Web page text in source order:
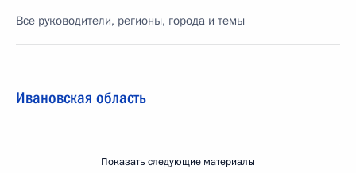
Все руководители, регионы, города и темы
Ивановская область
Показать следующие материалы